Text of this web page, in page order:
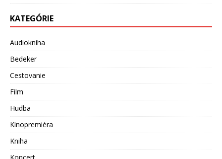
KATEGÓRIE
Audiokniha
Bedeker
Cestovanie
Film
Hudba
Kinopremiéra
Kniha
Koncert